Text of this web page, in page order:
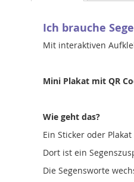
Ich brauche
Mit interaktiven
Mini Plakat mit QR
Wie geht das?
Ein Sticker oder
Dort ist ein
Die Segensworte